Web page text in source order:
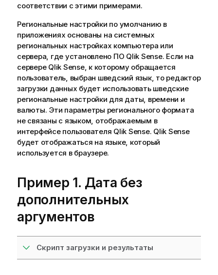
соответствии с этими примерами.
Региональные настройки по умолчанию в
приложениях основаны на системных
региональных настройках компьютера или
сервера, где установлено ПО Qlik Sense. Если на
сервере Qlik Sense, к которому обращается
пользователь, выбран шведский язык, то редактор
загрузки данных будет использовать шведские
региональные настройки для даты, времени и
валюты. Эти параметры регионального формата
не связаны с языком, отображаемым в
интерфейсе пользователя Qlik Sense. Qlik Sense
будет отображаться на языке, который
используется в браузере.
Пример 1. Дата без
дополнительных
аргументов
Скрипт загрузки и результаты